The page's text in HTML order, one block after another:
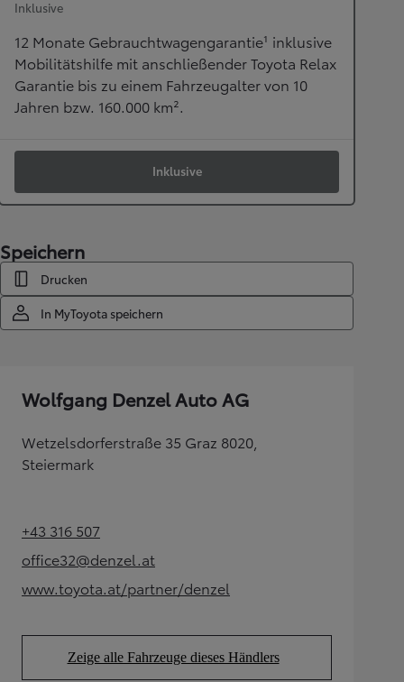
Inklusive
12 Monate Gebrauchtwagengarantie¹ inklusive
Mobilitätshilfe mit anschließender Toyota Relax
Garantie bis zu einem Fahrzeugalter von 10
Jahren bzw. 160.000 km².
Inklusive
Speichern
Drucken
In MyToyota speichern
Wolfgang Denzel Auto AG
Wetzelsdorferstraße 35 Graz 8020,
Steiermark
+43 316 507(Opens in new tab)
office32@denzel.at
(Opens in new tab)
www.toyota.at/partner/denzel
(Opens in new tab)
Zeige alle Fahrzeuge dieses Händlers
(Opens in new tab)